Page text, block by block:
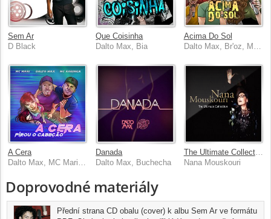
Sem Ar
D Black
Que Coisinha
Dalto Max, Bia
Acima Do Sol
A Cera
Dalto Max, MC Mari, MC Koringa
Danada
Dalto Max, Buchecha
The Ultimate Collection
Nana Mouskouri
Doprovodné materiály
Přední strana CD obalu (cover) k albu Sem Ar ve formátu